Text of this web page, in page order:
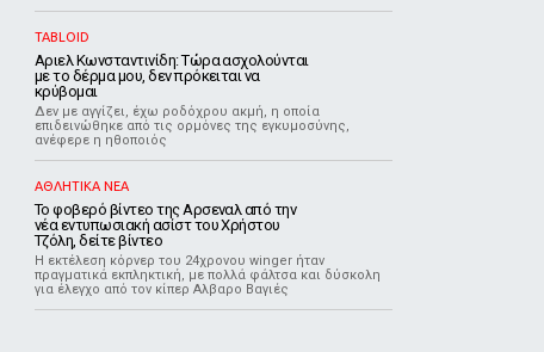
TABLOID
Αριελ Κωνσταντινίδη: Τώρα ασχολούνται
με το δέρμα μου, δεν πρόκειται να
κρύβομαι
Δεν με αγγίζει, έχω ροδόχρου ακμή, η οποία
επιδεινώθηκε από τις ορμόνες της εγκυμοσύνης,
ανέφερε η ηθοποιός
ΑΘΛΗΤΙΚΑ ΝΕΑ
Το φοβερό βίντεο της Αρσεναλ από την
νέα εντυπωσιακή ασίστ του Χρήστου
Τζόλη, δείτε βίντεο
Η εκτέλεση κόρνερ του 24χρονου winger ήταν
πραγματικά εκπληκτική, με πολλά φάλτσα και δύσκολη
για έλεγχο από τον κίπερ Αλβαρο Βαγιές